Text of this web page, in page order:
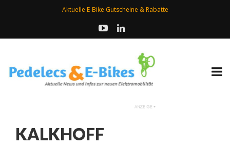
Aktuelle E-Bike Gutscheine & Rabatte
KALKHOFF